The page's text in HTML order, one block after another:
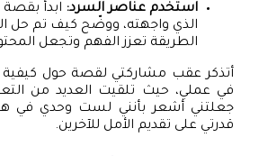
استخدم عناصر السرد: ابدأ بقصة
الذي واجهته، ووضّح كيف تم حل
الطريقة تعزز الفهم وتجعل
أتذكر عقب مشاركتي لقصة حول كيفية
في عملي، حيث تلقيت العديد من
جعلتني أشعر بأنني لست وحدي في
قدرتي على تقديم الأمل للآخرين.